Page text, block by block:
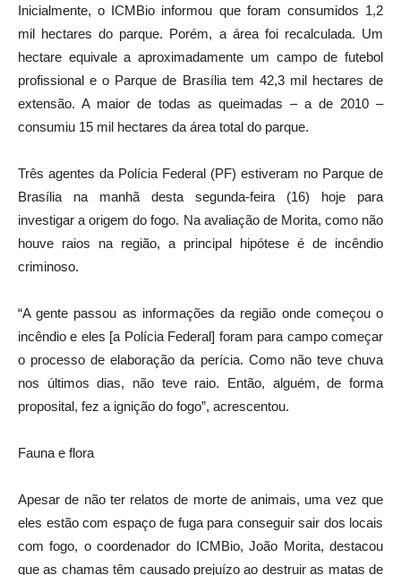
Inicialmente, o ICMBio informou que foram consumidos 1,2
mil hectares do parque. Porém, a área foi recalculada. Um
hectare equivale a aproximadamente um campo de futebol
profissional e o Parque de Brasília tem 42,3 mil hectares de
extensão. A maior de todas as queimadas – a de 2010 –
consumiu 15 mil hectares da área total do parque.
Três agentes da Polícia Federal (PF) estiveram no Parque de
Brasília na manhã desta segunda-feira (16) hoje para
investigar a origem do fogo. Na avaliação de Morita, como não
houve raios na região, a principal hipótese é de incêndio
criminoso.
“A gente passou as informações da região onde começou o
incêndio e eles [a Polícia Federal] foram para campo começar
o processo de elaboração da perícia. Como não teve chuva
nos últimos dias, não teve raio. Então, alguém, de forma
proposital, fez a ignição do fogo”, acrescentou.
Fauna e flora
Apesar de não ter relatos de morte de animais, uma vez que
eles estão com espaço de fuga para conseguir sair dos locais
com fogo, o coordenador do ICMBio, João Morita, destacou
que as chamas têm causado prejuízo ao destruir as matas de